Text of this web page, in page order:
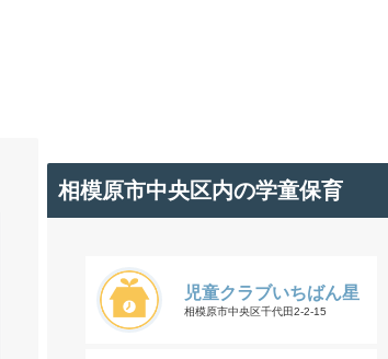
相模原市中央区内の学童保育
児童クラブいちばん星
相模原市中央区千代田2-2-15